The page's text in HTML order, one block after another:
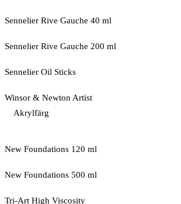
Sennelier Rive Gauche 40 ml
Sennelier Rive Gauche 200 ml
Sennelier Oil Sticks
Winsor & Newton Artist
Akrylfärg
New Foundations 120 ml
New Foundations 500 ml
Tri-Art High Viscosity